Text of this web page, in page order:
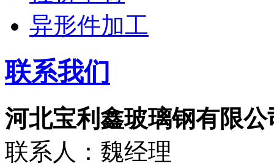
异形件加工
联系我们
河北宝利鑫玻璃钢有限公
联系人：魏经理